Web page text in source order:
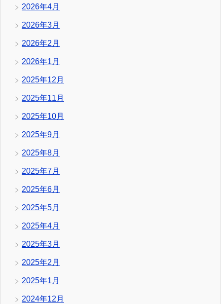
2026年4月
2026年3月
2026年2月
2026年1月
2025年12月
2025年11月
2025年10月
2025年9月
2025年8月
2025年7月
2025年6月
2025年5月
2025年4月
2025年3月
2025年2月
2025年1月
2024年12月